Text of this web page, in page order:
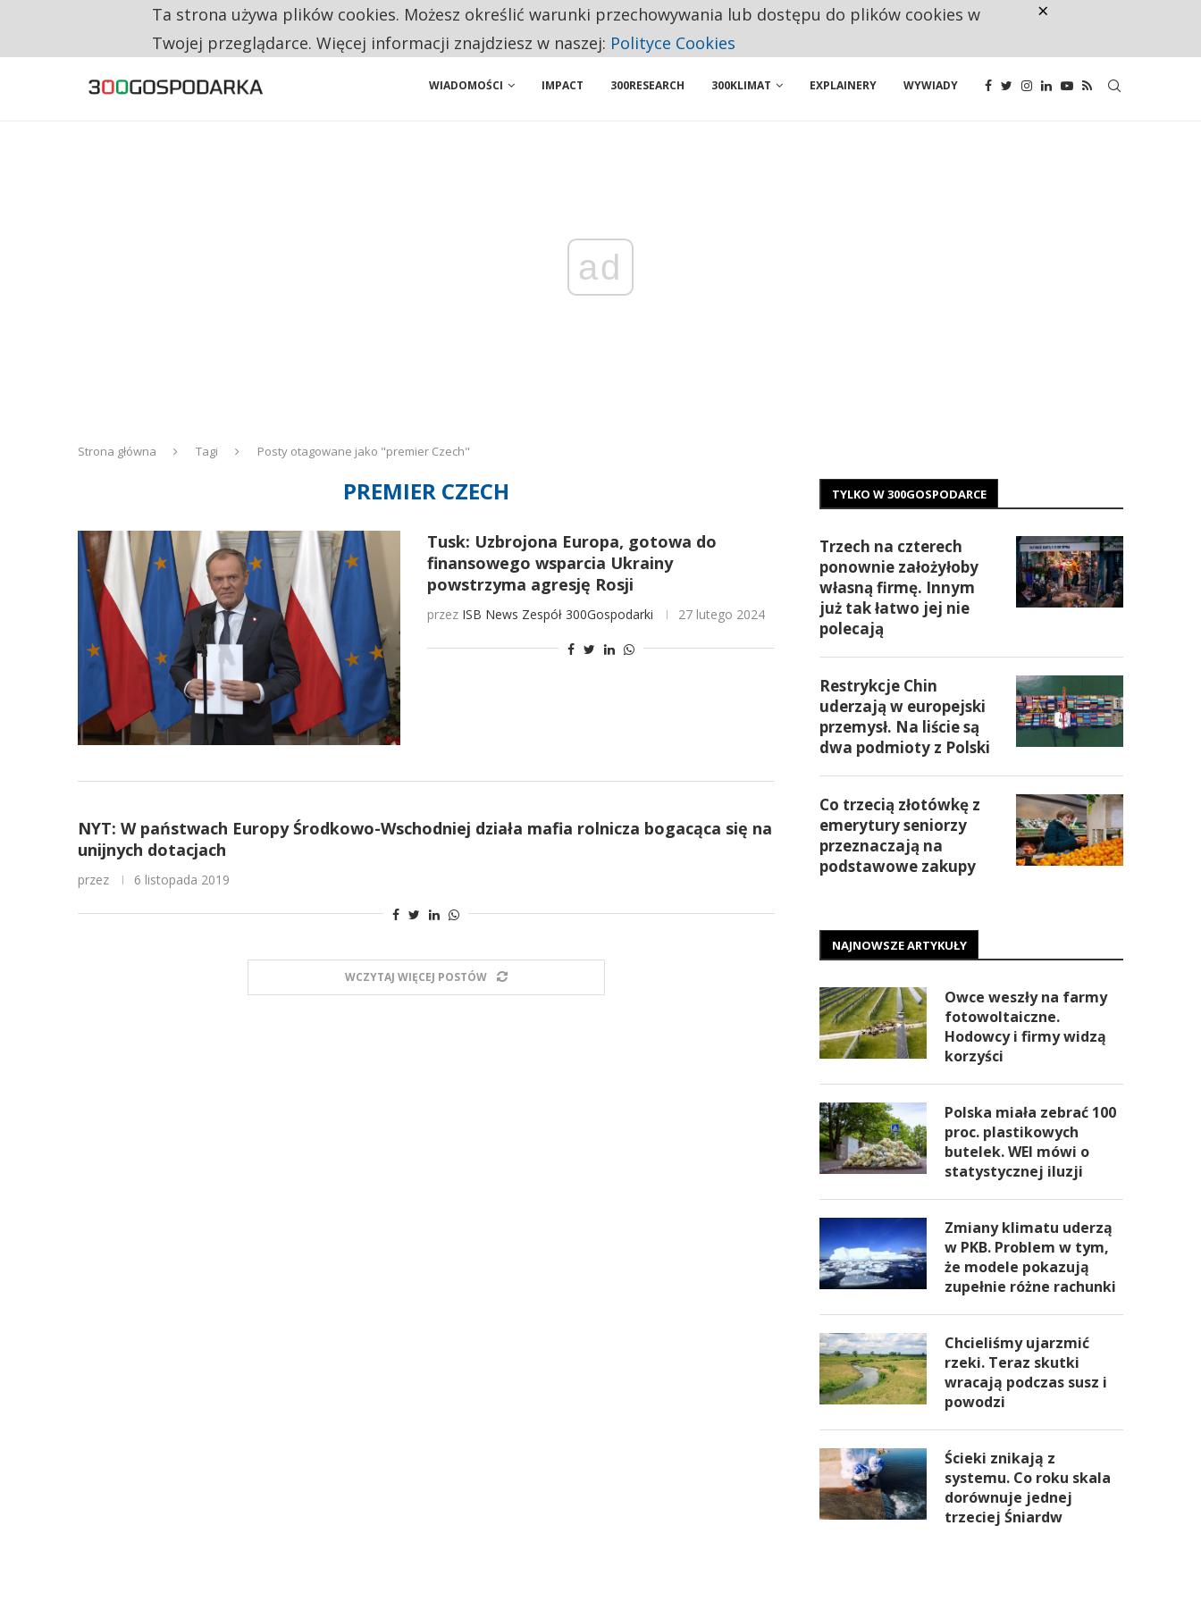
RESTRYKCJE CHIN UDERZAJĄ W EUROPEJSKI PRZEMYSŁ. NA LIŚCIE SĄ DWA PODMIOTY Z POLSKI
WIADOMOŚCI IMPACT 300RESEARCH 300KLIMAT EXPLAINERY WYWIADY
ad
Strona główna Tagi Posty otagowane jako "premier Czech"
PREMIER CZECH
Tusk: Uzbrojona Europa, gotowa do
finansowego wsparcia Ukrainy
powstrzyma agresję Rosji
przez ISB News Zespół 300Gospodarki 27 lutego 2024
NYT: W państwach Europy Środkowo-Wschodniej działa mafia rolnicza bogacąca się na
unijnych dotacjach
przez 6 listopada 2019
WCZYTAJ WIĘCEJ POSTÓW
TYLKO W 300GOSPODARCE
Trzech na czterech
ponownie założyłoby
własną firmę. Innym
już tak łatwo jej nie
polecają
Restrykcje Chin
uderzają w europejski
przemysł. Na liście są
dwa podmioty z Polski
Co trzecią złotówkę z
emerytury seniorzy
przeznaczają na
podstawowe zakupy
NAJNOWSZE ARTYKUŁY
Owce weszły na farmy
fotowoltaiczne.
Hodowcy i firmy widzą
korzyści
Polska miała zebrać 100
proc. plastikowych
butelek. WEI mówi o
statystycznej iluzji
Zmiany klimatu uderzą
w PKB. Problem w tym,
że modele pokazują
zupełnie różne rachunki
Chcieliśmy ujarzmić
rzeki. Teraz skutki
wracają podczas susz i
powodzi
Ścieki znikają z
systemu. Co roku skala
dorównuje jednej
trzeciej Śniardw
Ta strona używa plików cookies. Możesz określić warunki przechowywania lub dostępu do plików cookies w
Twojej przeglądarce. Więcej informacji znajdziesz w naszej: Polityce Cookies
×